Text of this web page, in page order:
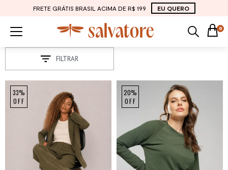
FRETE GRÁTIS BRASIL ACIMA DE R$ 199 EU QUERO
0
FILTRAR
33%
OFF
20%
OFF